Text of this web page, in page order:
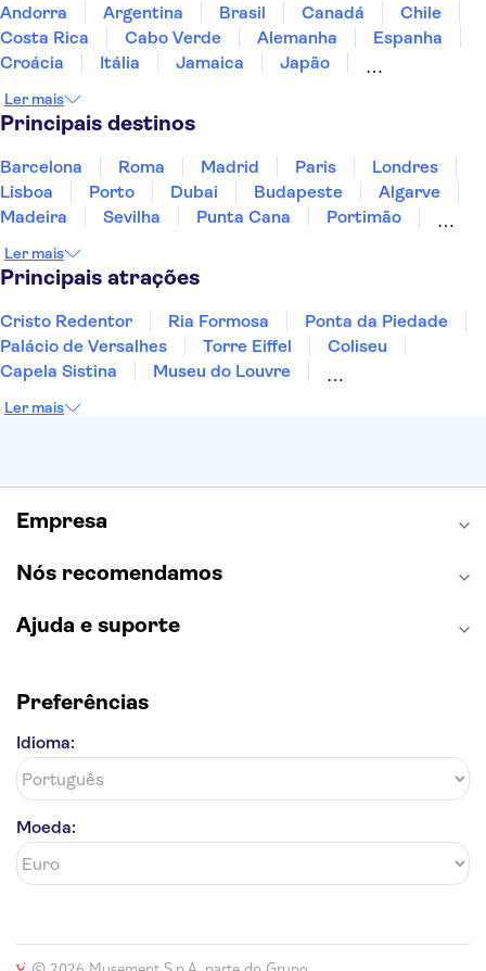
Andorra Argentina Brasil Canadá
Chile
Costa Rica
Cabo Verde Alemanha
Espanha
Croácia
Itália Jamaica
Japão
Portugal
Singapura
Ler mais
Principais destinos
Barcelona Roma Madrid Paris
Londres
Lisboa
Porto Dubai Budapeste
Algarve
Madeira
Sevilha Punta Cana
Portimão
Sesimbra
Ler mais
Principais atrações
Cristo Redentor Ria Formosa
Ponta da Piedade
Palácio de Versalhes
Torre Eiffel
Coliseu
Capela Sistina
Museu do Louvre
Torre de Belém
Ler mais
Empresa
Nós recomendamos
Ajuda e suporte
Preferências
Idioma:
Moeda: